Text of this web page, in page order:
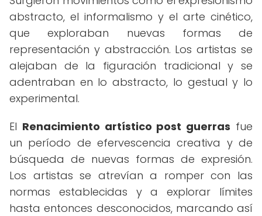
abstracto, el informalismo y el arte cinético,
que exploraban nuevas formas de
representación y abstracción. Los artistas se
alejaban de la figuración tradicional y se
adentraban en lo abstracto, lo gestual y lo
experimental.
El Renacimiento artístico post guerras fue
un período de efervescencia creativa y de
búsqueda de nuevas formas de expresión.
Los artistas se atrevían a romper con las
normas establecidas y a explorar límites
hasta entonces desconocidos, marcando así